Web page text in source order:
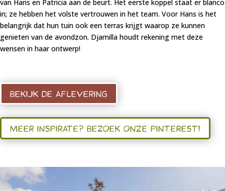
van Hans en Patricia aan de beurt. Het eerste koppel staat er blanco
in; ze hebben het volste vertrouwen in het team. Voor Hans is het
belangrijk dat hun tuin ook een terras krijgt waarop ze kunnen
genieten van de avondzon. Djamilla houdt rekening met deze
wensen in haar ontwerp!
BEKIJK DE AFLEVERING
MEER INSPIRATE? BEZOEK ONZE PINTEREST!